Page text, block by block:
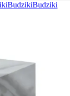
BudzikiBudziki